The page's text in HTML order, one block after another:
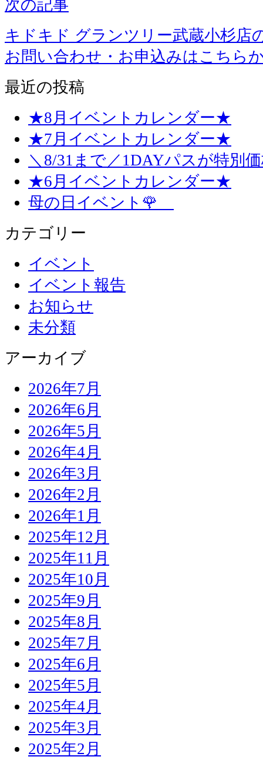
次の記事
キドキド グランツリー武蔵小杉店
お問い合わせ・お申込みはこちら
最近の投稿
★8月イベントカレンダー★
★7月イベントカレンダー★
＼8/31まで／1DAYパスが特別
★6月イベントカレンダー★
母の日イベント🌹
カテゴリー
イベント
イベント報告
お知らせ
未分類
アーカイブ
2026年7月
2026年6月
2026年5月
2026年4月
2026年3月
2026年2月
2026年1月
2025年12月
2025年11月
2025年10月
2025年9月
2025年8月
2025年7月
2025年6月
2025年5月
2025年4月
2025年3月
2025年2月